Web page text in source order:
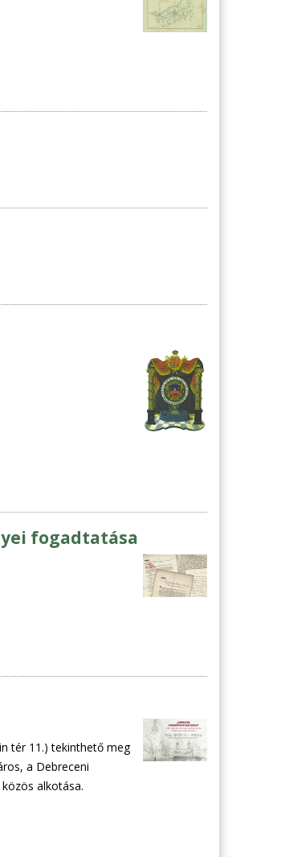
fogadtatása
tér 11.) tekinthető meg
a Debreceni
alkotása.